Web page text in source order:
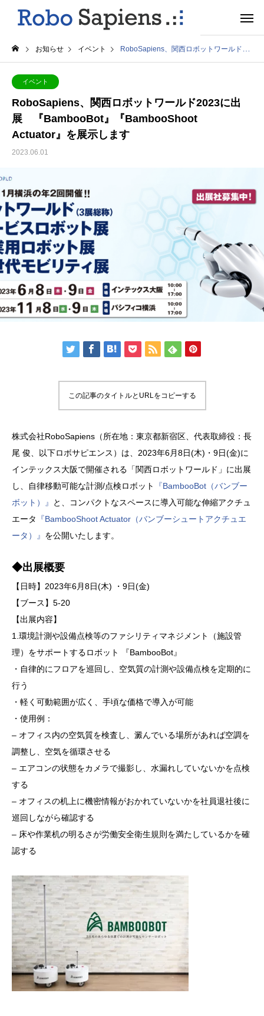
お知らせ イベント RoboSapiens、関西ロボットワールド2023に出展 『BambooBot』『BambooShoot Actuator』を展示します
イベント
RoboSapiens、関西ロボットワールド2023に出
展 『BambooBot』『BambooShoot
Actuator』を展示します
2023.06.01
この記事のタイトルとURLをコピーする
株式会社RoboSapiens（所在地：東京都新宿区、代表取締役：長
尾 俊、以下ロボサピエンス）は、2023年6月8日(木)・9日(金)に
インテックス大阪で開催される「関西ロボットワールド」に出展
し、自律移動可能な計測/点検ロボット
『BambooBot（バンブー
ボット）』
と、コンパクトなスペースに導入可能な伸縮アクチュ
エータ
『BambooShoot Actuator（バンブーシュートアクチュエ
ータ）』 を公開いたします。
◆出展概要
【日時】2023年6月8日(木) ・9日(金)
【ブース】5-20
【出展内容】
1.環境計測や設備点検等のファシリティマネジメント（施設管
理）をサポートするロボット 『BambooBot』
・自律的にフロアを巡回し、空気質の計測や設備点検を定期的に
行う
・軽く可動範囲が広く、手頃な価格で導入が可能
・使用例：
– オフィス内の空気質を検査し、澱んでいる場所があれば空調を
調整し、空気を循環させる
– エアコンの状態をカメラで撮影し、水漏れしていないかを点検
する
– オフィスの机上に機密情報がおかれていないかを社員退社後に
巡回しながら確認する
– 床や作業机の明るさが労働安全衛生規則を満たしているかを確
認する